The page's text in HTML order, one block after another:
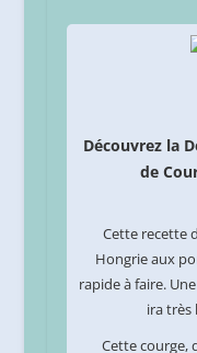
Découvrez la
de
Cette recette
Hongrie aux
rapide à faire.
ira très
Cette courge,